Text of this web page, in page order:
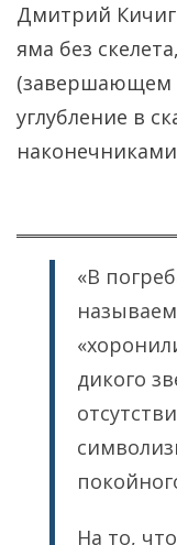
Дмитрий
яма без
(завершающем
углубление в
«В
дикого
На то,